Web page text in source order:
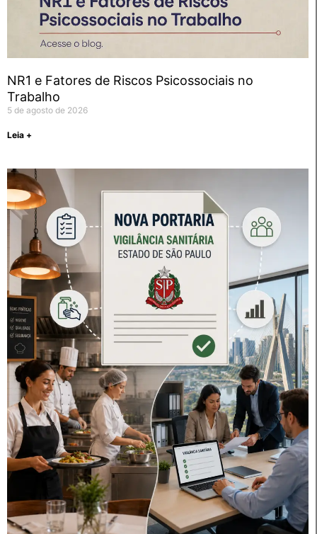
NR1 e Fatores de Riscos Psicossociais no
Trabalho
5 de agosto de 2026
Leia +